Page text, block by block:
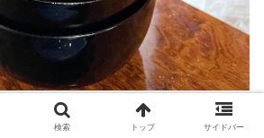
ひろさんも6杯が限界だったよう。
検索 トップ サイドバー